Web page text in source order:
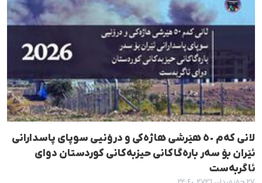
لانی کەم ٥٠ هێرشی هاژەکی و درۆنیی سوپای پاسدارانی
ئێران بۆ سه‌ر باره‌گاکانی حیزبه‌کانی کوردستان دوای
ئاگربه‌ست